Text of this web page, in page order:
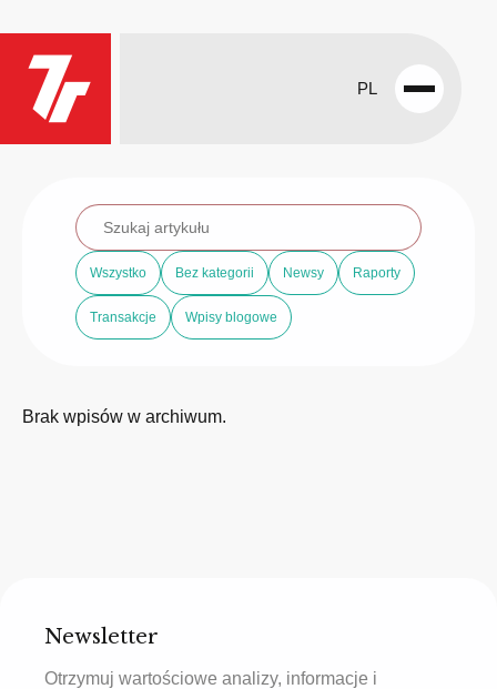
PL
Open
Wszystko Bez kategorii Newsy Raporty
Transakcje Wpisy blogowe
Brak wpisów w archiwum.
Newsletter
Otrzymuj wartościowe analizy, informacje i